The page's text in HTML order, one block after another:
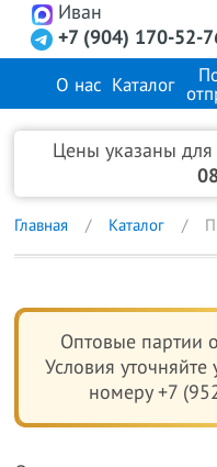
Иван
+7 (904) 170-52-
О нас Каталог
Продажа
Цены указаны
Главная Каталог
Оптовые партии
Условия
номеру +7